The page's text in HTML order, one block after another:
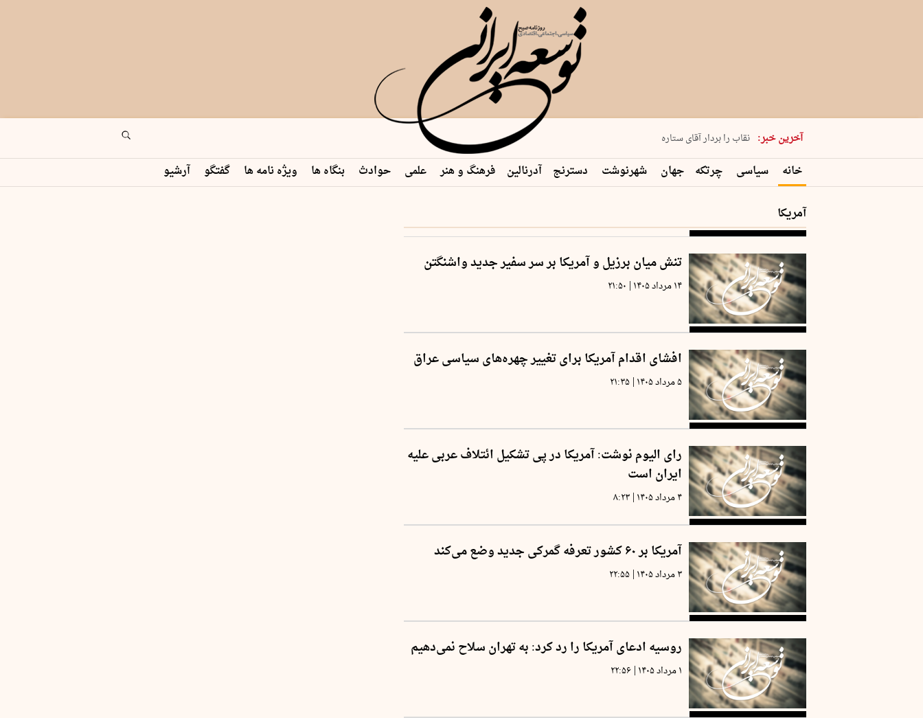
آخرین خبر:
پنجشنبه 15 مرداد 1405 شماره 2243
نقاب را بردار آقای ستاره
کدام فوتبال؟
فرعون در قلب دریای سیاه
برگزاری کنسرت علیرضا قربانی در …
خانه سیاسی چرتکه جهان شهرنوشت دسترنج آدرنالین فرهنگ و هنر علمی حوادث بنگاه ها ویژه نامه ها گفتگو آرشیو
آمریکا
تنش میان برزیل و آمریکا بر سر سفیر جدید واشنگتن
۱۴ مرداد ۱۴۰۵ | ۲۱:۵۰
افشای اقدام آمریکا برای تغییر چهره‌های سیاسی عراق
۵ مرداد ۱۴۰۵ | ۲۱:۳۵
رای الیوم نوشت: آمریکا در پی تشکیل ائتلاف عربی علیه
ایران است
۴ مرداد ۱۴۰۵ | ۸:۲۳
آمریکا بر ۶۰ کشور تعرفه گمرکی جدید وضع می‌کند
۳ مرداد ۱۴۰۵ | ۲۲:۵۵
روسیه ادعای آمریکا را رد کرد: به تهران سلاح نمی‌دهیم
۱ مرداد ۱۴۰۵ | ۲۲:۵۶